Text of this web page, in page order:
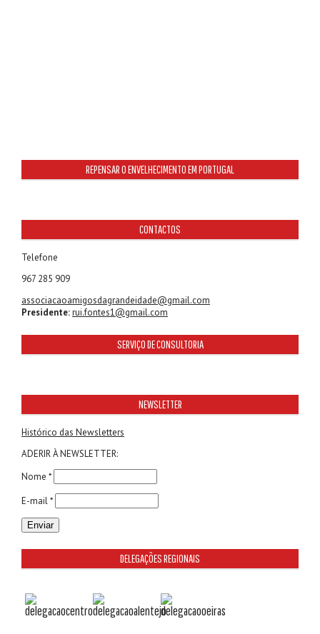
REPENSAR O ENVELHECIMENTO EM PORTUGAL
CONTACTOS
Telefone
967 285 909
associacaoamigosdagrandeidade@gmail.com
Presidente:rui.fontes1@gmail.com
SERVIÇO DE CONSULTORIA
NEWSLETTER
Histórico das Newsletters
ADERIR À NEWSLETTER:
Nome *
E-mail *
DELEGAÇÕES REGIONAIS